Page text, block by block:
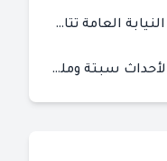
أحداث مليلية المحتلة… النيابة العامة تتابع 50 متورطا في محاولة اقتحام السياح الحدودي بتهم ثقيلة
عاجل : الرواية الرسمية لأحداث سبتة ومليلية المحتلتين (وزارة الداخلية)